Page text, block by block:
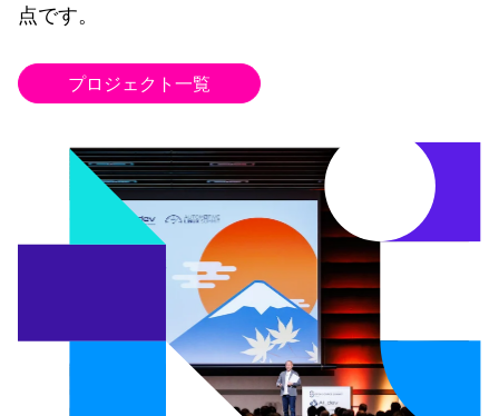
点です。
プロジェクト一覧